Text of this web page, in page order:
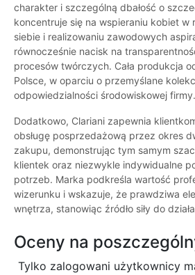
charakter i szczególną dbałość o
koncentruje się na wspieraniu kobiet w
siebie i realizowaniu zawodowych
równocześnie nacisk na
procesów twórczych. Cała produkcja
Polsce, w oparciu o przemyślane
odpowiedzialności środowiskowej firmy.
Dodatkowo, Clariani zapewnia
obsługę posprzedażową przez okres
zakupu, demonstrując tym samym
klientek oraz niezwykle indywidualne
potrzeb. Marka podkreśla wartość
wizerunku i wskazuje, że prawdziwa
wnętrza, stanowiąc źródło siły do
Oceny na
Tylko zalogowani użytkownicy